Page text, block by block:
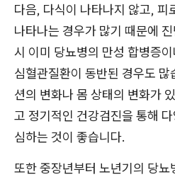
다음, 다식이 나타나지 않고, 피
나타나는 경우가 많기 때문에
시 이미 당뇨병의 만성 합병증
심혈관질환이 동반된 경우도
션의 변화나 몸 상태의 변화가
고 정기적인 건강검진을 통해
심하는 것이 좋습니다.
또한 중장년부터 노년기의 당